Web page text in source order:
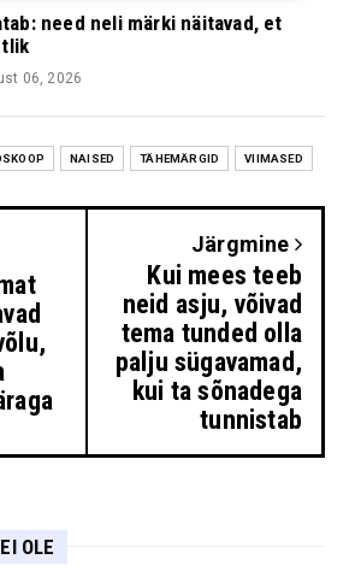
need neli märki näitavad, et
06, 2026
NAISED TÄHEMÄRGID VIIMASED
Järgmine
Kui mees teeb
neid asju, võivad
tema tunded olla
palju sügavamad,
kui ta sõnadega
tunnistab
OLE